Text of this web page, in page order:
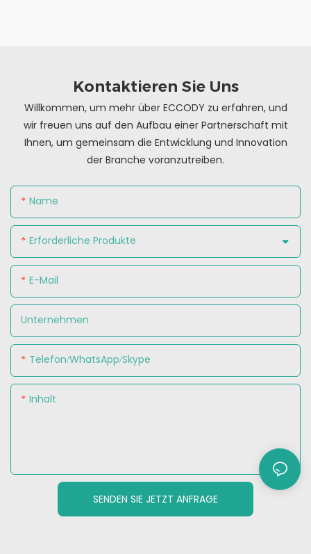
Kontaktieren Sie Uns
Willkommen, um mehr über ECCODY zu erfahren, und
wir freuen uns auf den Aufbau einer Partnerschaft mit
Ihnen, um gemeinsam die Entwicklung und Innovation
der Branche voranzutreiben.
Name
Erforderliche Produkte
E-Mail
Unternehmen
Telefon/WhatsApp/Skype
Inhalt
SENDEN SIE JETZT ANFRAGE